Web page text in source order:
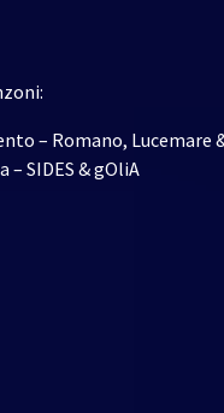
– Romano, Lucemare
– SIDES & gOliA